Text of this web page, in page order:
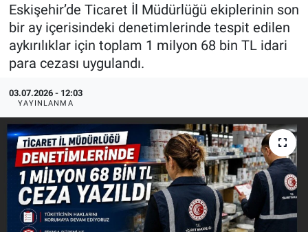
Eskişehir’de Ticaret İl Müdürlüğü ekiplerinin son
bir ay içerisindeki denetimlerinde tespit edilen
aykırılıklar için toplam 1 milyon 68 bin TL idari
para cezası uygulandı.
03.07.2026 - 12:03
YAYINLANMA
Dünya
Sağlık
Alış-Veriş/İş dünyası
Röportaj
Ekonomi
Kültür Sanat
Politika
Bilecik
Kütahya
Gezi
Son Dakika Haberleri
Haber Arşivi